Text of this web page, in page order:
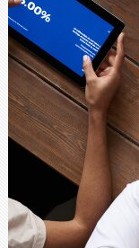
ることな
うにしま
密度なス